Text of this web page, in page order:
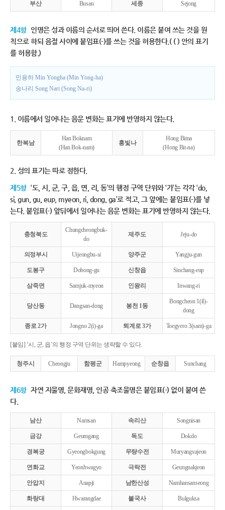
부산 Busan 세종 Sejong
제4항 인명은 성과 이름의 순서로 띄어 쓴다. 이름은 붙여 쓰는 것을 원
칙으로 하되 음절 사이에 붙임표(-)를 쓰는 것을 허용한다.( ( ) 안의 표기
를 허용함.)
민용하 Min Yongha (Min Yong-ha)
송나리 Song Nari (Song Na-ri)
1. 이름에서 일어나는 음운 변화는 표기에 반영하지 않는다.
한복남
Han Boknam
(Han Bok-nam)
홍빛나
Hong Bitna
(Hong Bit-na)
2. 성의 표기는 따로 정한다.
제5항 ‘도, 시, 군, 구, 읍, 면, 리, 동’의 행정 구역 단위와 ‘가’는 각각 ‘do,
si, gun, gu, eup, myeon, ri, dong, ga’로 적고, 그 앞에는 붙임표(-)를 넣
는다. 붙임표(-) 앞뒤에서 일어나는 음운 변화는 표기에 반영하지 않는다.
충청북도
Chungcheongbuk-
do
제주도 Jeju-do
의정부시 Uijeongbu-si 양주군 Yangju-gun
도봉구 Dobong-gu 신창읍 Sinchang-eup
삼죽면 Samjuk-myeon 인왕리 Inwang-ri
당산동 Dangsan-dong 봉천 1동
Bongcheon 1(il)-
dong
종로 2가 Jongno 2(i)-ga 퇴계로 3가 Toegyero 3(sam)-ga
[붙임] ‘시, 군, 읍’의 행정 구역 단위는 생략할 수 있다.
청주시 Cheongju 함평군 Hampyeong 순창읍 Sunchang
제6항 자연 지물명, 문화재명, 인공 축조물명은 붙임표(-) 없이 붙여 쓴
다.
남산 Namsan 속리산 Songnisan
금강 Geumgang 독도 Dokdo
경복궁 Gyeongbokgung 무량수전 Muryangsujeon
연화교 Yeonhwagyo 극락전 Geungnakjeon
안압지 Anapji 남한산성 Namhansanseong
화랑대 Hwarangdae 불국사 Bulguksa